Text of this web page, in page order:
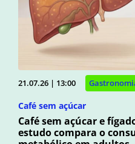
21.07.26 | 13:00
Café sem açúcar
Café sem açúcar e
estudo compara o